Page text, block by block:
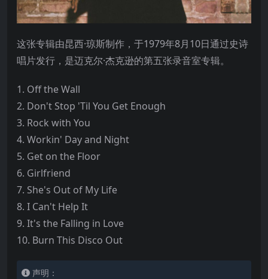
这张专辑由昆西·琼斯制作，于1979年8月10日通过史诗
唱片发行，是迈克尔·杰克逊的第五张录音室专辑。
1. Off the Wall
2. Don't Stop 'Til You Get Enough
3. Rock with You
4. Workin' Day and Night
5. Get on the Floor
6. Girlfriend
7. She's Out of My Life
8. I Can't Help It
9. It's the Falling in Love
10. Burn This Disco Out
声明：